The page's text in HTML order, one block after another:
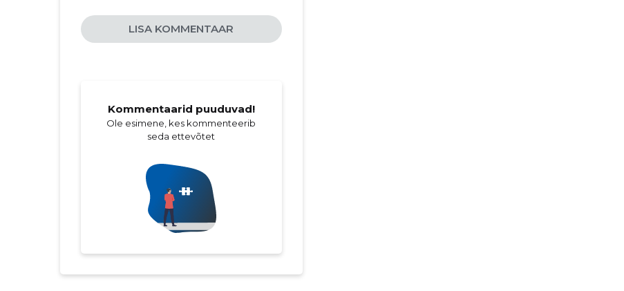
LISA KOMMENTAAR
Kommentaarid puuduvad!
Ole esimene, kes kommenteerib
seda ettevõtet